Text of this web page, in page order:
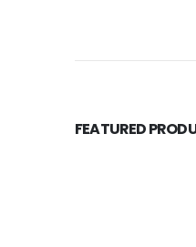
FEATURED